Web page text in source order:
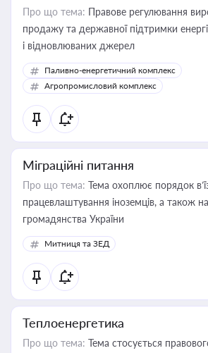
Про що тема: Правове регулювання
продажу та державної підтримки
і відновлюваних джерел
Паливно-енергетичний комплекс
Агропромисловий комплекс
Міграційні питання
Про що тема: Тема охоплює порядок
працевлаштування іноземців, а також
громадянства України
Митниця та ЗЕД
Теплоенергетика
Про що тема: Тема стосується